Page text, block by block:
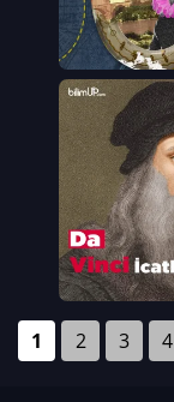
1 2 3 4